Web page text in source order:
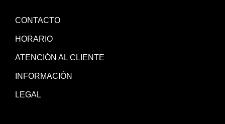
CONTACTO
HORARIO
ATENCIÓN AL CLIENTE
INFORMACIÓN
LEGAL